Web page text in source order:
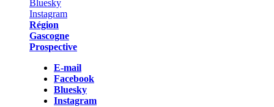
Région
Gascogne
Prospective
E-mail
Facebook
Bluesky
Instagram